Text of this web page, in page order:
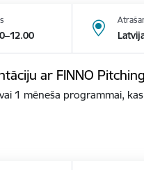
ar FINNO
1 mēneša programmai,